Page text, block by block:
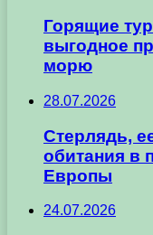
Горящие
выгодное
морю
28.07.2026
Стерлядь,
обитания в
Европы
24.07.2026